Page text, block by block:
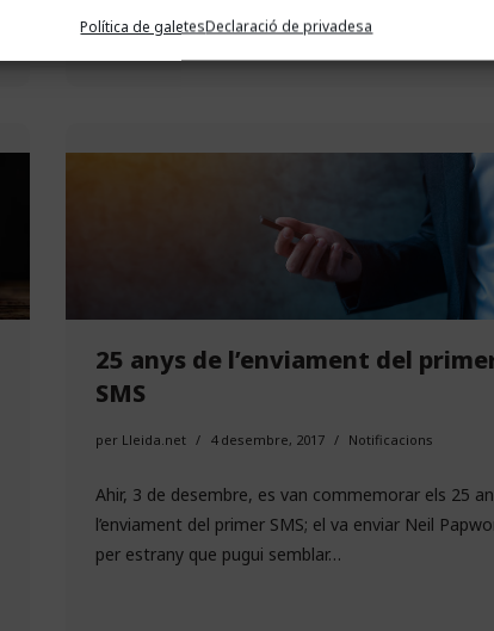
Política de galetesDeclaració de privadesa
25 anys de l’enviament del
SMS
per Lleida.net 4 desembre, 2017 Notificacions
Ahir, 3 de desembre, es van commemorar els 25
l’enviament del primer SMS; el va enviar Neil
per estrany que pugui semblar…